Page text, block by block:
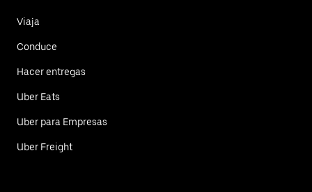
Viaja
Conduce
Hacer entregas
Uber Eats
Uber para Empresas
Uber Freight